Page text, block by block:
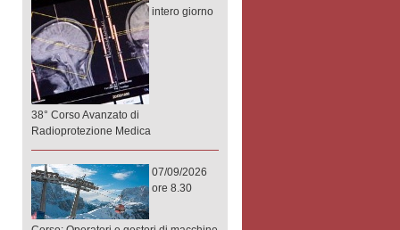
intero giorno
38° Corso Avanzato di
Radioprotezione Medica
07/09/2026
ore 8.30